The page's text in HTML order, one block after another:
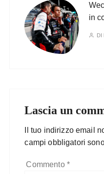
in
DI
Lascia un
Il tuo indirizzo email
campi obbligatori
Commento *